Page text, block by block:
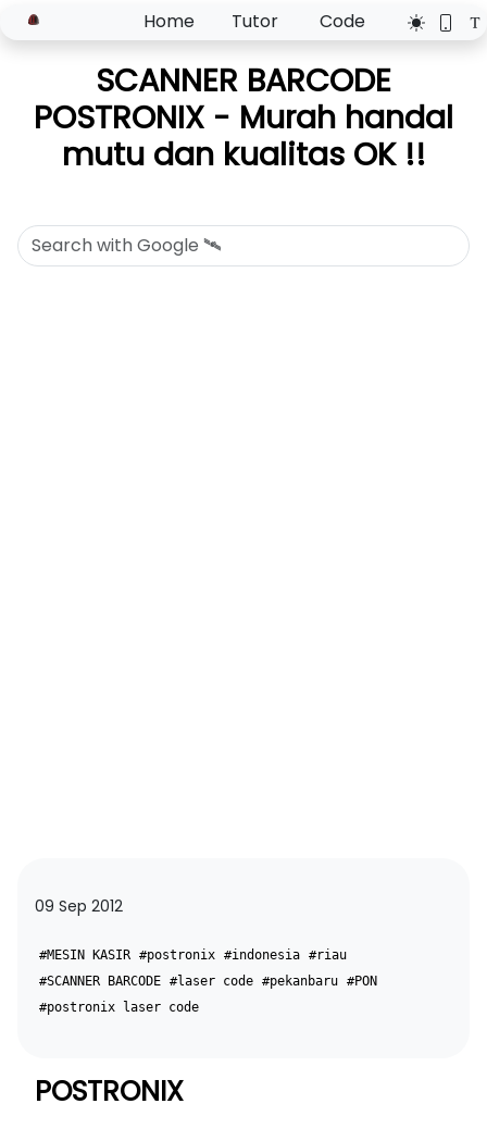
Home Tutor Code
SCANNER BARCODE
POSTRONIX - Murah handal
mutu dan kualitas OK !!
09 Sep 2012
#MESIN KASIR #postronix #indonesia #riau
#SCANNER BARCODE #laser code #pekanbaru #PON
#postronix laser code
POSTRONIX